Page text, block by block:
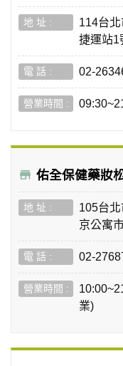
114台
捷運站1
02-
佑全保健藥妝
105台
京公寓
02-
業)